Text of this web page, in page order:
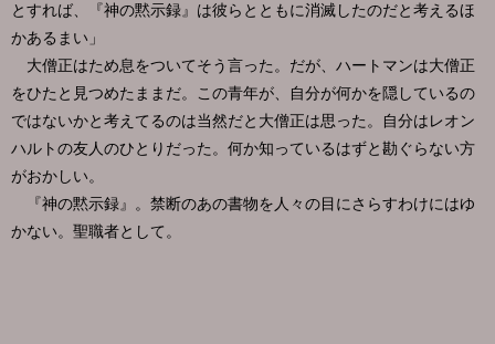
とすれば、『神の黙示録』は彼らとともに消滅したのだと考えるほ
かあるまい」
大僧正はため息をついてそう言った。だが、ハートマンは大僧正
をひたと見つめたままだ。この青年が、自分が何かを隠しているの
ではないかと考えてるのは当然だと大僧正は思った。自分はレオン
ハルトの友人のひとりだった。何か知っているはずと勘ぐらない方
がおかしい。
『神の黙示録』。禁断のあの書物を人々の目にさらすわけにはゆ
かない。聖職者として。